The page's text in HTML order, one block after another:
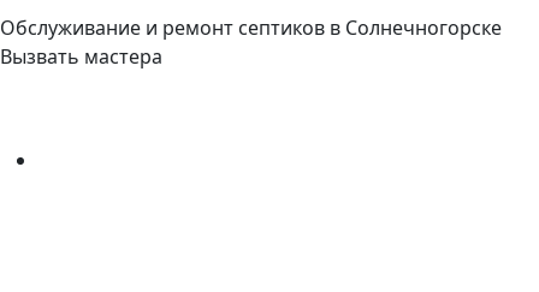
Обслуживание и ремонт септиков в Солнечногорске
Вызвать мастера